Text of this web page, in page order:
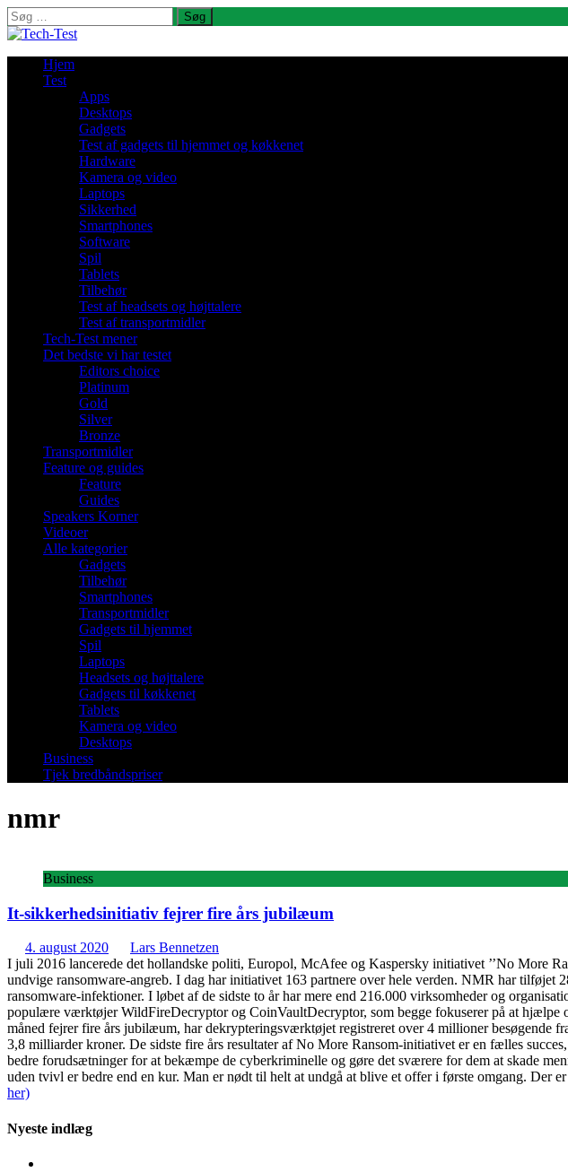
Søg
efter:
Hjem
Test
Apps
Desktops
Gadgets
Test af gadgets til hjemmet og køkkenet
Hardware
Kamera og video
Laptops
Sikkerhed
Smartphones
Software
Spil
Tablets
Tilbehør
Test af headsets og højttalere
Test af transportmidler
Tech-Test mener
Det bedste vi har testet
Editors choice
Platinum
Gold
Silver
Bronze
Transportmidler
Feature og guides
Feature
Guides
Speakers Korner
Videoer
Alle kategorier
Gadgets
Tilbehør
Smartphones
Transportmidler
Gadgets til hjemmet
Spil
Laptops
Headsets og højttalere
Gadgets til køkkenet
Tablets
Kamera og video
Desktops
Business
Tjek bredbåndspriser
nmr
Business
It-sikkerhedsinitiativ fejrer fire års jubilæum
4. august 2020
Lars Bennetzen
I juli 2016 lancerede det hollandske politi, Europol, McAfee og Kaspersky initiativet ’’No More
undvige ransomware-angreb. I dag har initiativet 163 partnere over hele verden. NMR har
ransomware-infektioner. I løbet af de sidste to år har mere end 216.000 virksomheder og
populære værktøjer WildFireDecryptor og CoinVaultDecryptor, som begge fokuserer på at hjælpe
måned fejrer fire års jubilæum, har dekrypteringsværktøjet registreret over 4 millioner besøgende
3,8 milliarder kroner. De sidste fire års resultater af No More Ransom-initiativet er en fælles
bedre forudsætninger for at bekæmpe de cyberkriminelle og gøre det sværere for dem at skade
uden tvivl er bedre end en kur. Man er nødt til helt at undgå at blive et offer i første omgang.
her)
Nyeste indlæg